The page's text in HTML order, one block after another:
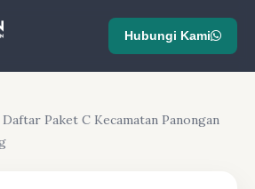
Hubungi Kami
Daftar Paket C Kecamatan Panongan